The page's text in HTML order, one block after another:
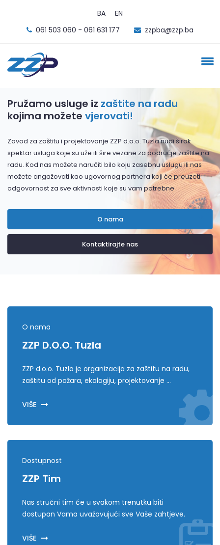
BA
EN
061 503 060 - 061 631 177
zzpba@zzp.ba
Pružamo usluge iz zaštite na radu
kojima možete vjerovati!
Zavod za zaštitu i projektovanje ZZP d.o.o. Tuzla nudi širok
spektar usluga koje su uže ili šire vezane za područje zaštite na
radu. Kod nas možete naručiti bilo koju zasebnu uslugu ili nas
možete angažovati kao ugovornog partnera koji će preuzeti
odgovornost za sve aktivnosti koje su vam potrebne.
O nama
Kontaktirajte nas
O nama
ZZP D.o.o. Tuzla
ZZP d.o.o. Tuzla je organizacija za zaštitu na radu,
zaštitu od požara, ekologiju, projektovanje ...
VIŠE
Dostupnost
ZZP Tim
Nas stručni tim će u svakom trenutku biti
dostupan Vama uvažavujući sve Vaše zahtjeve.
VIŠE